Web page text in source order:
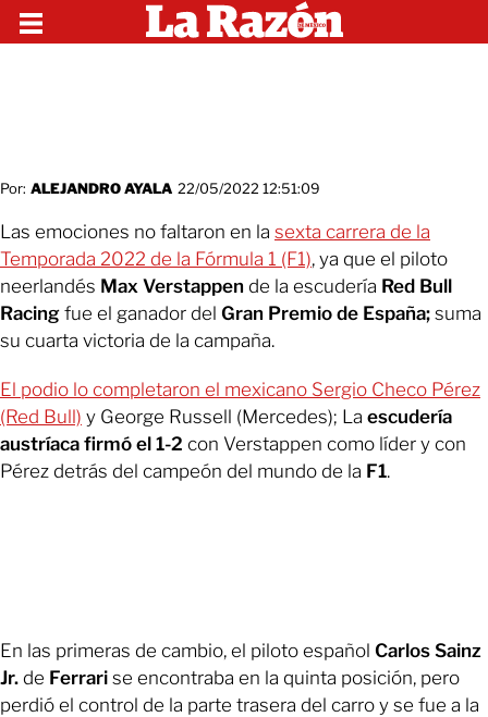
Por: ALEJANDRO AYALA 22/05/2022 12:51:09
Las emociones no faltaron en la sexta carrera de la
Temporada 2022 de la Fórmula 1 (F1), ya que el piloto
neerlandés Max Verstappen de la escudería Red Bull
Racing fue el ganador del Gran Premio de España; suma
su cuarta victoria de la campaña.
El podio lo completaron el mexicano Sergio Checo Pérez
(Red Bull) y George Russell (Mercedes); La escudería
austríaca firmó el 1-2 con Verstappen como líder y con
Pérez detrás del campeón del mundo de la F1.
En las primeras de cambio, el piloto español Carlos Sainz
Jr. de Ferrari se encontraba en la quinta posición, pero
perdió el control de la parte trasera del carro y se fue a la